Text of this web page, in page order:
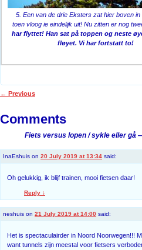
5. Een van de drie Eksters zat hier boven in
toen vloog ie eindelijk uit! Nu zitten er nog
har flyttet! Han sat på toppen og neste
fløyet. Vi har fortstatt to!
← Previous
Comments
Fiets versus lopen / sykle eller gå
InaEshuis on 20 July 2019 at 13:34 said:
Oh gelukkig, ik blijf trainen, mooi fietsen daar!
Reply ↓
neshuis on 21 July 2019 at 14:00 said:
Het is spectaculairder in Noord Noorwegen!!!
want tunnels zijn meestal voor fietsers